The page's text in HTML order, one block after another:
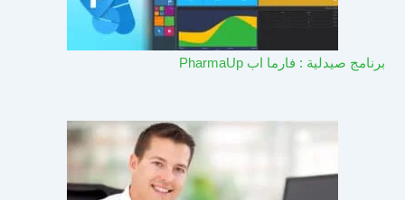
برنامج صيدلية : فارما اب PharmaUp​